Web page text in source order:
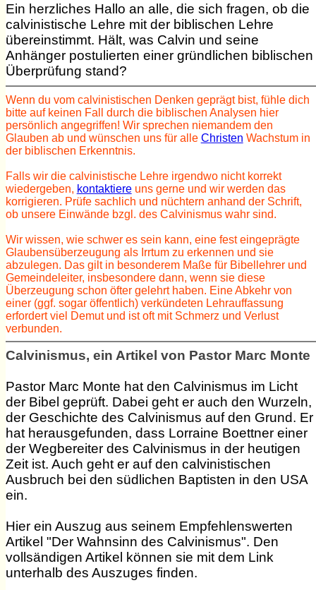
Ein herzliches Hallo an alle, die sich fragen, ob die
calvinistische Lehre mit der biblischen Lehre
übereinstimmt. Hält, was Calvin und seine
Anhänger postulierten einer gründlichen biblischen
Überprüfung stand?
Wenn du vom calvinistischen Denken geprägt bist, fühle dich
bitte auf keinen Fall durch die biblischen Analysen hier
persönlich angegriffen! Wir sprechen niemandem den
Glauben ab und wünschen uns für alle Christen Wachstum in
der biblischen Erkenntnis.
Falls wir die calvinistische Lehre irgendwo nicht korrekt
wiedergeben, kontaktiereuns gerne und wir werden das
korrigieren. Prüfe sachlich und nüchtern anhand der Schrift,
ob unsere Einwände bzgl. des Calvinismus wahr sind.
Wir wissen, wie schwer es sein kann, eine fest eingeprägte
Glaubensüberzeugung als Irrtum zu erkennen und sie
abzulegen. Das gilt in besonderem Maße für Bibellehrer und
Gemeindeleiter, insbesondere dann, wenn sie diese
Überzeugung schon öfter gelehrt haben. Eine Abkehr von
einer (ggf. sogar öffentlich) verkündeten Lehrauffassung
erfordert viel Demut und ist oft mit Schmerz und Verlust
verbunden.
Calvinismus, ein Artikel von Pastor Marc Monte
Pastor Marc Monte hat den Calvinismus im Licht
der Bibel geprüft. Dabei geht er auch den Wurzeln,
der Geschichte des Calvinismus auf den Grund. Er
hat herausgefunden, dass Lorraine Boettner einer
der Wegbereiter des Calvinismus in der heutigen
Zeit ist. Auch geht er auf den calvinistischen
Ausbruch bei den südlichen Baptisten in den USA
ein.
Hier ein Auszug aus seinem Empfehlenswerten
Artikel "Der Wahnsinn des Calvinismus". Den
vollsändigen Artikel können sie mit dem Link
unterhalb des Auszuges finden.